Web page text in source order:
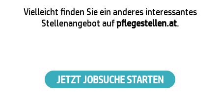
Vielleicht finden Sie ein anderes interessantes
Stellenangebot aufpflegestellen.at.
JETZT JOBSUCHE STARTEN